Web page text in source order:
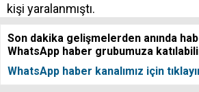
kişi yaralanmıştı.
Son dakika gelişmelerden anında
WhatsApp haber grubumuza
WhatsApp haber kanalımız için